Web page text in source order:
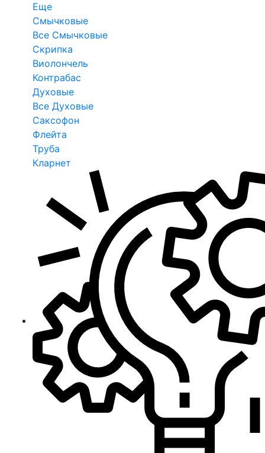
Еще
Смычковые
Все Смычковые
Скрипка
Виолончель
Контрабас
Духовые
Все Духовые
Саксофон
Флейта
Труба
Кларнет